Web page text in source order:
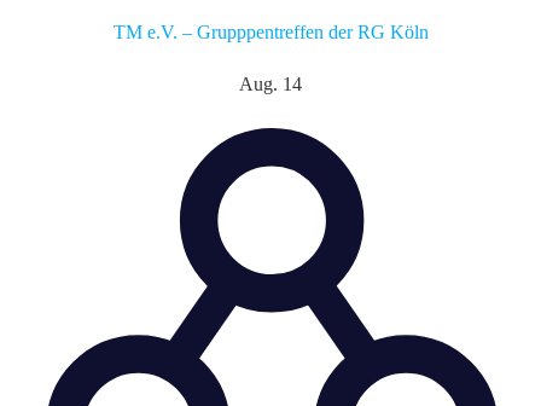
TM e.V. – Grupppentreffen der RG Köln
Aug. 14